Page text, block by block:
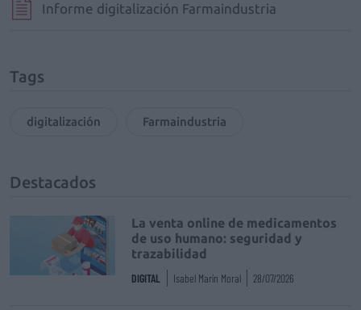
Informe digitalización Farmaindustria
Tags
digitalización Farmaindustria
Destacados
La venta online de medicamentos
de uso humano: seguridad y
trazabilidad
DIGITAL Isabel Marín Moral 28/07/2026